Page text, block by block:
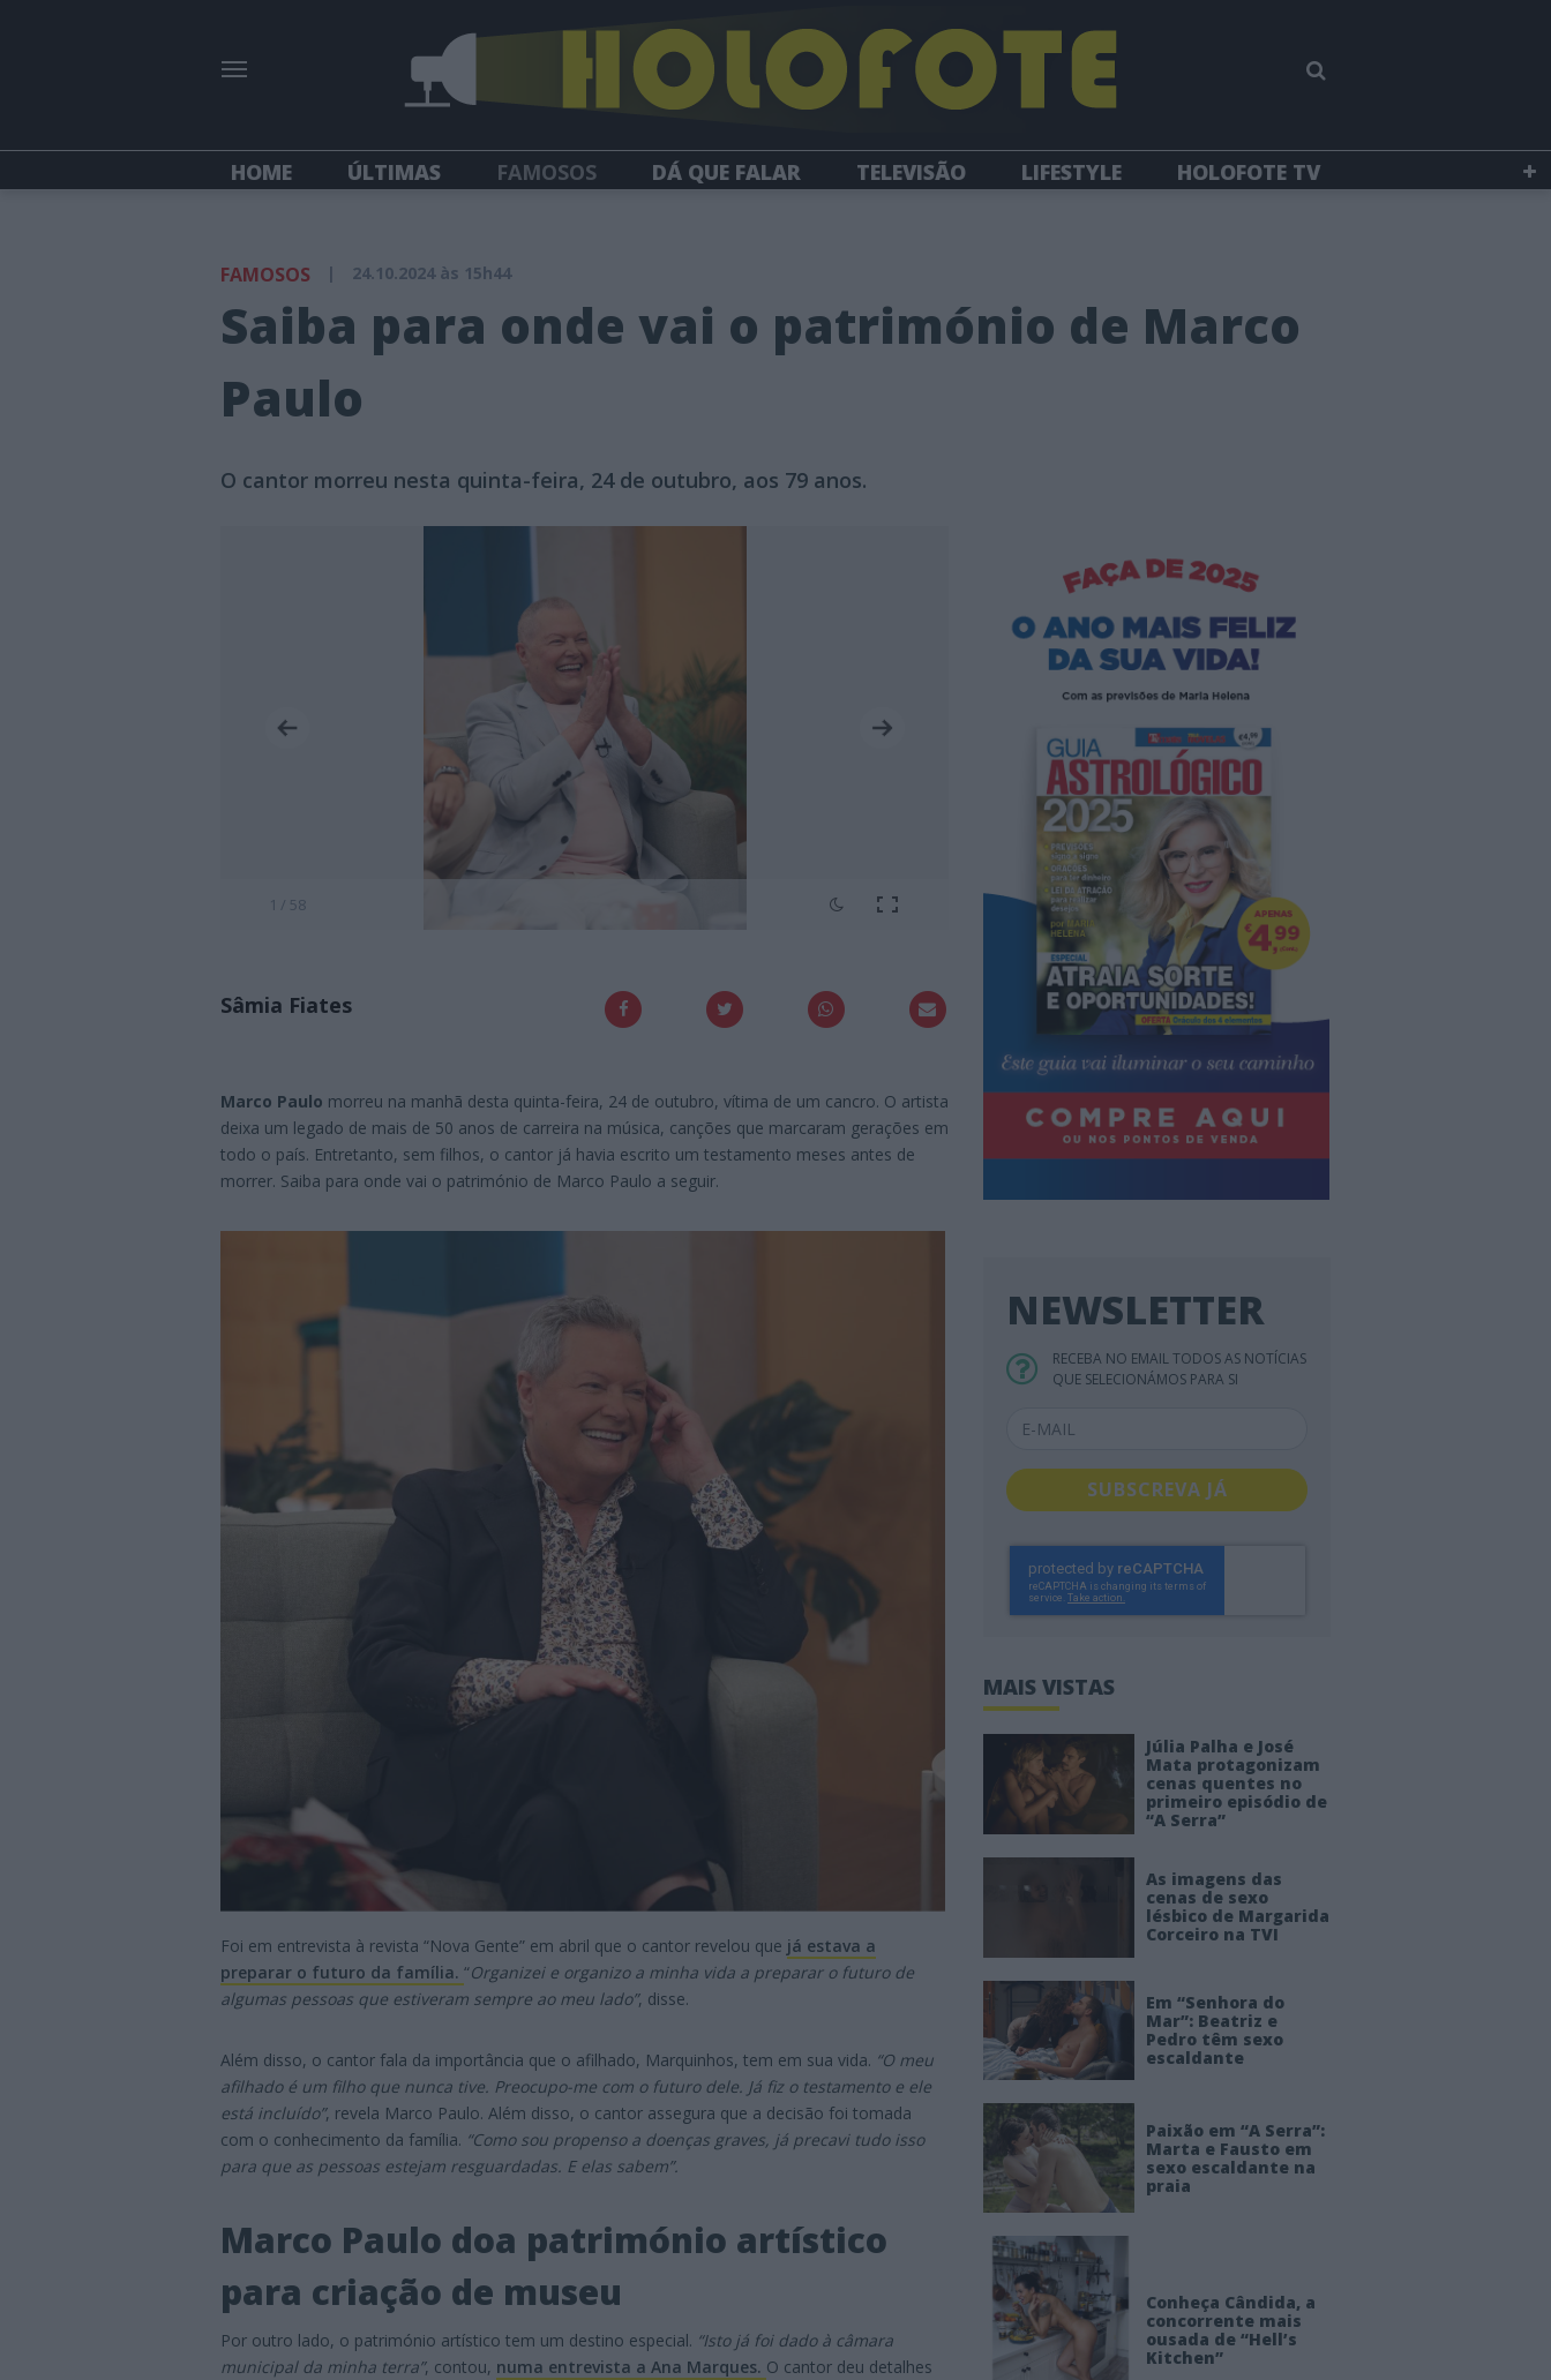
HOME ÚLTIMAS FAMOSOS DÁ QUE FALAR TELEVISÃO LIFESTYLE
HOLOFOTE TV
FAMOSOS | 24.10.2024 às 15h44
Saiba para onde vai o património de Marco
Paulo
O cantor morreu nesta quinta-feira, 24 de outubro, aos 79 anos.
1 / 58
Sâmia Fiates
Marco Paulo morreu na manhã desta quinta-feira, 24 de outubro, vítima de um cancro. O artista
deixa um legado de mais de 50 anos de carreira na música, canções que marcaram gerações em
todo o país. Entretanto, sem filhos, o cantor já havia escrito um testamento meses antes de
morrer. Saiba para onde vai o património de Marco Paulo a seguir.
Foi em entrevista à revista “Nova Gente” em abril que o cantor revelou que já estava a
preparar o futuro da família. “Organizei e organizo a minha vida a preparar o futuro de
algumas pessoas que estiveram sempre ao meu lado”, disse.
Além disso, o cantor fala da importância que o afilhado, Marquinhos, tem em sua vida. “O meu
afilhado é um filho que nunca tive. Preocupo-me com o futuro dele. Já fiz o testamento e ele
está incluído”, revela Marco Paulo. Além disso, o cantor assegura que a decisão foi tomada
com o conhecimento da família. “Como sou propenso a doenças graves, já precavi tudo isso
para que as pessoas estejam resguardadas. E elas sabem”.
Marco Paulo doa património artístico
para criação de museu
Por outro lado, o património artístico tem um destino especial. “Isto já foi dado à câmara
municipal da minha terra”, contou, numa entrevista a Ana Marques. O cantor deu detalhes
NEWSLETTER
RECEBA NO EMAIL TODOS AS NOTÍCIAS
QUE SELECIONÁMOS PARA SI
SUBSCREVA JÁ
MAIS VISTAS
Júlia Palha e José
Mata protagonizam
cenas quentes no
primeiro episódio de
“A Serra”
As imagens das
cenas de sexo
lésbico de Margarida
Corceiro na TVI
Em “Senhora do
Mar”: Beatriz e
Pedro têm sexo
escaldante
Paixão em “A Serra”:
Marta e Fausto em
sexo escaldante na
praia
Conheça Cândida, a
concorrente mais
ousada de “Hell’s
Kitchen”